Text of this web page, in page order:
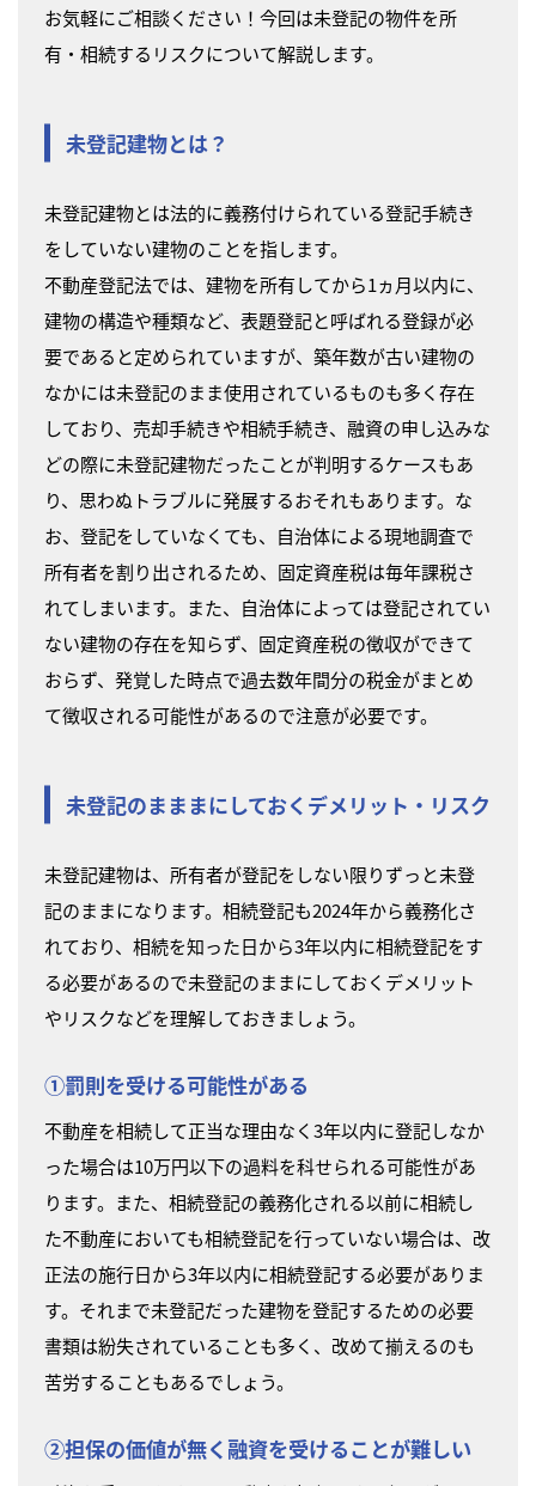
お気軽にご相談ください！今回は未登記の物件を所
有・相続するリスクについて解説します。
未登記建物とは？
未登記建物とは法的に義務付けられている登記手続き
をしていない建物のことを指します。
不動産登記法では、建物を所有してから1ヵ月以内に、
建物の構造や種類など、表題登記と呼ばれる登録が必
要であると定められていますが、築年数が古い建物の
なかには未登記のまま使用されているものも多く存在
しており、売却手続きや相続手続き、融資の申し込みな
どの際に未登記建物だったことが判明するケースもあ
り、思わぬトラブルに発展するおそれもあります。な
お、登記をしていなくても、自治体による現地調査で
所有者を割り出されるため、固定資産税は毎年課税さ
れてしまいます。また、自治体によっては登記されてい
ない建物の存在を知らず、固定資産税の徴収ができて
おらず、発覚した時点で過去数年間分の税金がまとめ
て徴収される可能性があるので注意が必要です。
未登記のまままにしておくデメリット・リスク
未登記建物は、所有者が登記をしない限りずっと未登
記のままになります。相続登記も2024年から義務化さ
れており、相続を知った日から3年以内に相続登記をす
る必要があるので未登記のままにしておくデメリット
やリスクなどを理解しておきましょう。
①罰則を受ける可能性がある
不動産を相続して正当な理由なく3年以内に登記しなか
った場合は10万円以下の過料を科せられる可能性があ
ります。また、相続登記の義務化される以前に相続し
た不動産においても相続登記を行っていない場合は、改
正法の施行日から3年以内に相続登記する必要がありま
す。それまで未登記だった建物を登記するための必要
書類は紛失されていることも多く、改めて揃えるのも
苦労することもあるでしょう。
②担保の価値が無く融資を受けることが難しい